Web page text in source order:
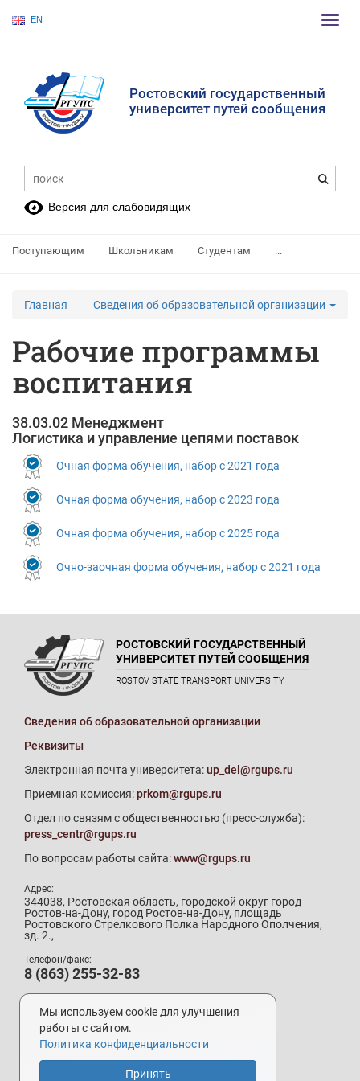
EN
Ростовский государственный
университет путей сообщения
Версия для слабовидящих
Поступающим Школьникам Студентам ...
Главная Сведения об образовательной организации
Рабочие программы
воспитания
38.03.02 Менеджмент
Логистика и управление цепями поставок
Очная форма обучения, набор с 2021 года
Очная форма обучения, набор с 2023 года
Очная форма обучения, набор с 2025 года
Очно-заочная форма обучения, набор с 2021 года
РОСТОВСКИЙ ГОСУДАРСТВЕННЫЙ
УНИВЕРСИТЕТ ПУТЕЙ СООБЩЕНИЯ
ROSTOV STATE TRANSPORT UNIVERSITY
Сведения об образовательной организации
Реквизиты
Электронная почта университета:up_del@rgups.ru
Приемная комиссия:prkom@rgups.ru
Отдел по связям с общественностью (пресс-служба):
press_centr@rgups.ru
По вопросам работы сайта:www@rgups.ru
Адрес:
344038, Ростовская область, городской округ город
Ростов-на-Дону, город Ростов-на-Дону, площадь
Ростовского Стрелкового Полка Народного Ополчения,
зд. 2.,
Телефон/факс:
8 (863) 255-32-83
Телефон приемной комиссии:
8 (800) 707-19-29
8 (863) 272-64-88
Мы используем cookie для улучшения
работы с сайтом.
Политика конфиденциальности
Принять